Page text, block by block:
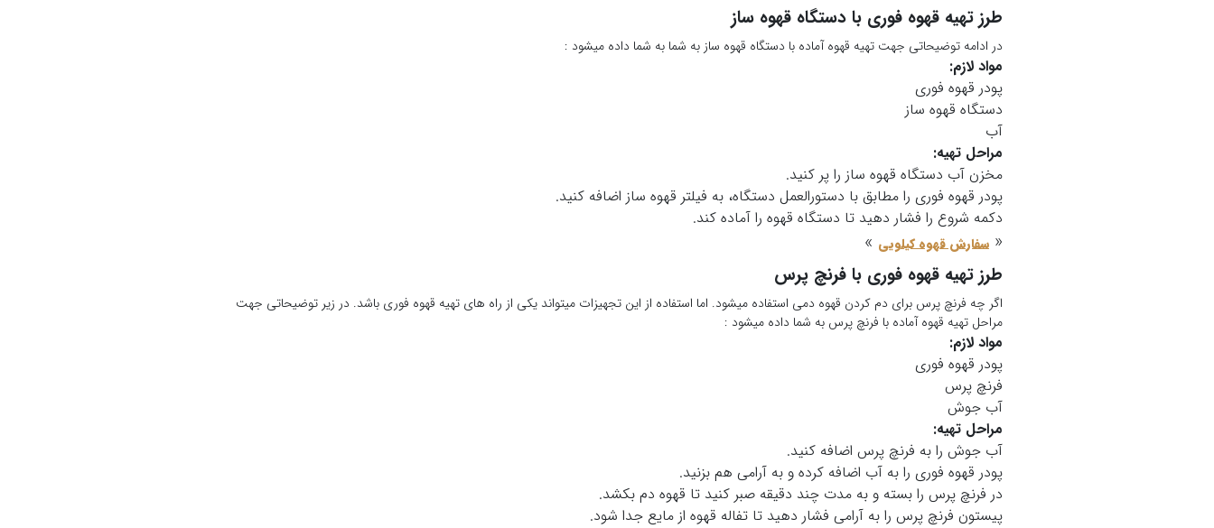
طرز تهیه قهوه فوری با دستگاه قهوه ساز
در ادامه توضیحاتی جهت تهیه قهوه آماده با دستگاه قهوه ساز به شما به شما داده میشود :
مواد لازم:
پودر قهوه فوری
دستگاه قهوه ساز
آب
مراحل تهیه:
مخزن آب دستگاه قهوه ساز را پر کنید.
پودر قهوه فوری را مطابق با دستورالعمل دستگاه، به فیلتر قهوه ساز اضافه کنید.
دکمه شروع را فشار دهید تا دستگاه قهوه را آماده کند.
« سفارش قهوه کیلویی »
طرز تهیه قهوه فوری با فرنچ پرس
اگر چه فرنچ پرس برای دم کردن قهوه دمی استفاده میشود. اما استفاده از این تجهیزات میتواند یکی از راه های تهیه قهوه فوری باشد. در زیر توضیحاتی جهت
مراحل تهیه قهوه آماده با فرنچ پرس به شما داده میشود :
مواد لازم:
پودر قهوه فوری
فرنچ پرس
آب جوش
مراحل تهیه:
آب جوش را به فرنچ پرس اضافه کنید.
پودر قهوه فوری را به آب اضافه کرده و به آرامی هم بزنید.
در فرنچ پرس را بسته و به مدت چند دقیقه صبر کنید تا قهوه دم بکشد.
پیستون فرنچ پرس را به آرامی فشار دهید تا تفاله قهوه از مایع جدا شود.